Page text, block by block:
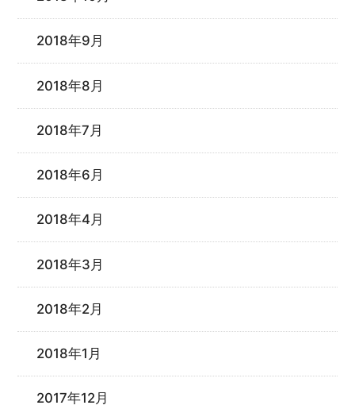
2018年9月
2018年8月
2018年7月
2018年6月
2018年4月
2018年3月
2018年2月
2018年1月
2017年12月